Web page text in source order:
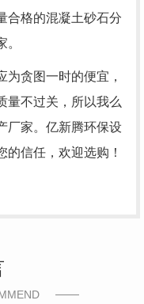
合格的混凝土砂石分
贪图一时的便宜，
量不过关，所以我么
厂家。亿新腾环保设
信任，欢迎选购！